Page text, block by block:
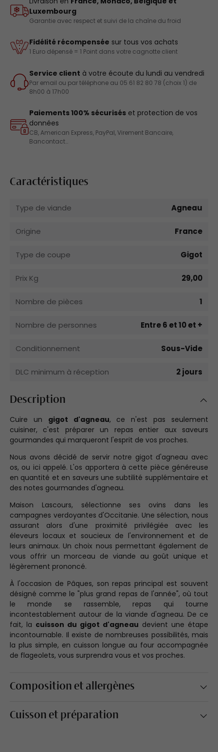
Luxembourg
Garantie avec respect et suivi de la chaîne du froid
Fidélité récompensée sur tous vos achats
1 Euro dépensé = 1 Point dans votre cagnotte client
Service client à votre écoute du lundi au vendredi
Par email ou par téléphone au 05 61 82 80 78 (choix 1) de
8h00 à 17h00
Paiements 100% sécurisés et protection de vos
données
CB, American Express, PayPal, Virement Bancaire,
Bancontact…
Description
Cuire un gigot d'agneau, ce n'est pas seulement
cuisiner, c'est préparer un repas entier aux saveurs
gourmandes qui marqueront l'esprit de vos proches.
Nous avons décidé de servir notre gigot d'agneau avec
os, ou ici appelé. L'os apportera à cette pièce généreuse
en quantité et en saveurs une subtilité supplémentaire et
des notes gourmandes d'agneau.
Maison Lascours, sélectionne ses ovins dans les
campagnes verdoyantes d'Occitanie. Une sélection, nous
assurant alors d'une proximité privilégiée avec les
éleveurs locaux et soucieux de l'environnement et de
leurs animaux. Un choix nous permettant également de
vous offrir un morceau de viande au goût unique et
légèrement prononcé.
À l'occasion de Pâques, son repas principal est souvent
désigné comme le "plus grand repas de l'année", où tout
le monde se rassemble, repas qui tourne
incontestablement autour de la viande d'agneau. De ce
fait, la cuisson du gigot d'agneau devient une étape
incontournable. Il existe de nombreuses possibilités, mais
la plus simple, en cuisson longue au four accompagnée
de flageolets, vous surprendra vous et vos proches.
Composition et allergènes
Cuisson et préparation
Caractéristiques
Type de viande Agneau
Origine France
Type de coupe Gigot
Prix Kg 29,00
Nombre de pièces 1
Nombre de personnes Entre 6 et 10 et +
Conditionnement Sous-Vide
DLC minimum à réception 2 jours